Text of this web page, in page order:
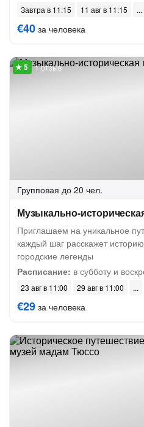
Завтра в 11:15 11 авг в 11:15
€40 за человека
1 отзыв
Групповая до 20 чел.
Музыкально-
Приглашаем на уникальное
каждый шаг расскажет
городские легенды
Расписание: в субботу и
23 авг в 11:00 29 авг в 11:00
€29 за человека